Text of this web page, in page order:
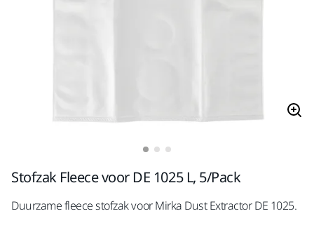
Stofzak Fleece voor DE 1025 L, 5/Pack
Duurzame fleece stofzak voor Mirka Dust Extractor DE 1025.